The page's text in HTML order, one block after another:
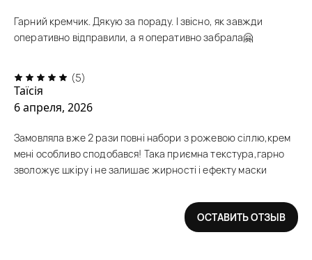
Гарний кремчик. Дякую за пораду. І звісно, як завжди
оперативно відправили, а я оперативно забрала🤗
(5)
Таїсія
6 апреля, 2026
Замовляла вже 2 рази повні набори з рожевою сіллю,крем
мені особливо сподобався! Така приємна текстура,гарно
зволожує шкіру і не залишає жирності і ефекту маски
ОСТАВИТЬ ОТЗЫВ